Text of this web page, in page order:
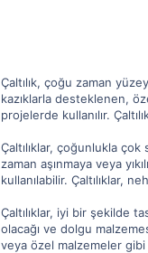
Çaltılık, çoğu zaman
kazıklarla desteklenen,
projelerde kullanılır.
Çaltılıklar, çoğunlukla çok
zaman aşınmaya veya
kullanılabilir. Çaltılıklar,
Çaltılıklar, iyi bir şekilde
olacağı ve dolgu
veya özel malzemeler gibi